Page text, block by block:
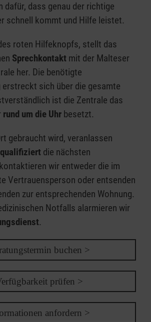
dafür, dass genau der richtige
schnell kommt und Hilfe leistet.
roten Hilfeknopfs, stellt das
Sprechkontakt mit der Malteser
her. Die benötigte
erstreckt sich über die gesamte
ist die Zentrale das
rund um die Uhr besetzt.
gebraucht wird, veranlassen
die nächsten
wir entweder die im
Vertrauensperson oder entsenden
zur entsprechenden Wohnung.
Notfalls alarmieren wir
.
buchen >
prüfen >
anfordern >